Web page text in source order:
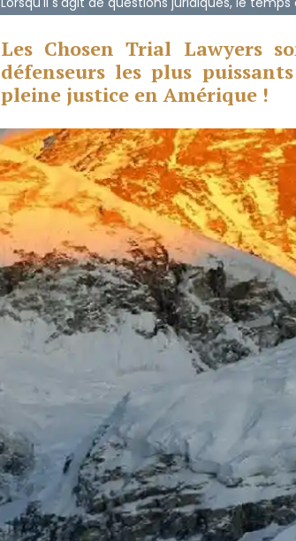
Les Chosen Trial Lawyers
défenseurs les plus
pleine justice en Amérique !